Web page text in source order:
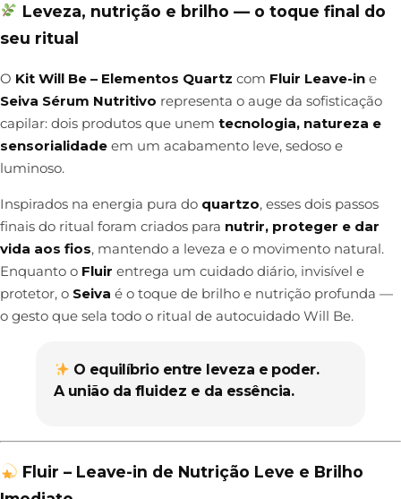
Leveza, nutrição e brilho — o toque final do
seu ritual
O Kit Will Be – Elementos Quartz com Fluir Leave-in e
Seiva Sérum Nutritivo representa o auge da sofisticação
capilar: dois produtos que unem tecnologia, natureza e
sensorialidade em um acabamento leve, sedoso e
luminoso.
Inspirados na energia pura do quartzo, esses dois passos
finais do ritual foram criados para nutrir, proteger e dar
vida aos fios, mantendo a leveza e o movimento natural.
Enquanto o Fluir entrega um cuidado diário, invisível e
protetor, o Seiva é o toque de brilho e nutrição profunda —
o gesto que sela todo o ritual de autocuidado Will Be.
O equilíbrio entre leveza e poder.
A união da fluidez e da essência.
Fluir – Leave-in de Nutrição Leve e Brilho